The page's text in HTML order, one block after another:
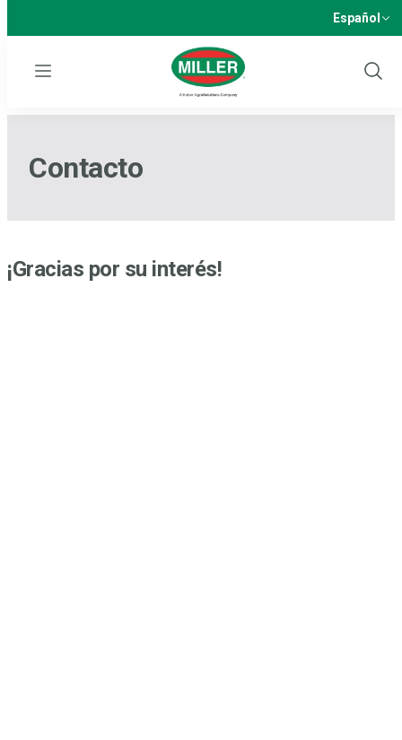
Español
Menu
Show
Contacto
¡Gracias por su interés!